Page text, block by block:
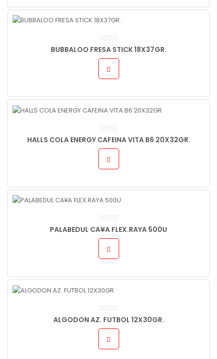
BUBBALOO FRESA STICK 18X37GR.
HALLS COLA ENERGY CAFEINA VITA B6 20X32GR.
PALABEDUL CA¥A FLEX.RAYA 500U
ALGODON AZ. FUTBOL 12X30GR.